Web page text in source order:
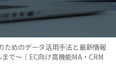
ためのデータ活用手法と最新情報
で～｜EC向け高機能MA・CRM